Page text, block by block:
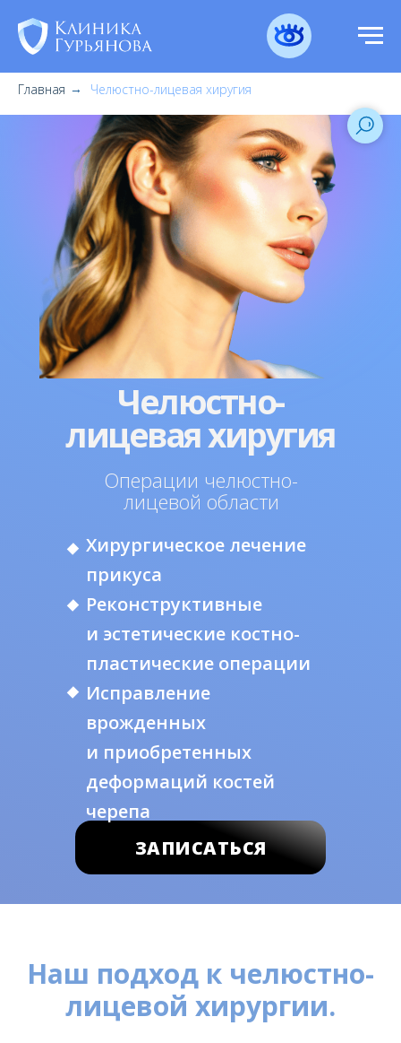
Главная → Челюстно-лицевая хиругия
ЗАПИСАТЬСЯ
Челюстно-
лицевая хиругия
Операции челюстно-
лицевой области
Хирургическое лечение
прикуса
Реконструктивные
и эстетические костно-
пластические операции
Исправление
врожденных
и приобретенных
деформаций костей
черепа
Наш подход к челюстно-
лицевой хирургии.